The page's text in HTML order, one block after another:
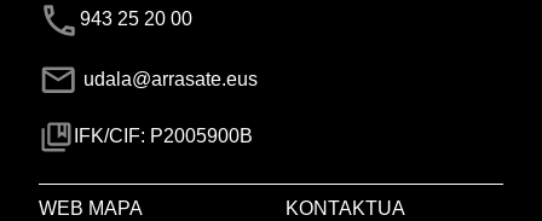
943 25 20 00
udala@arrasate.eus
IFK/CIF: P2005900B
WEB MAPA KONTAKTUA